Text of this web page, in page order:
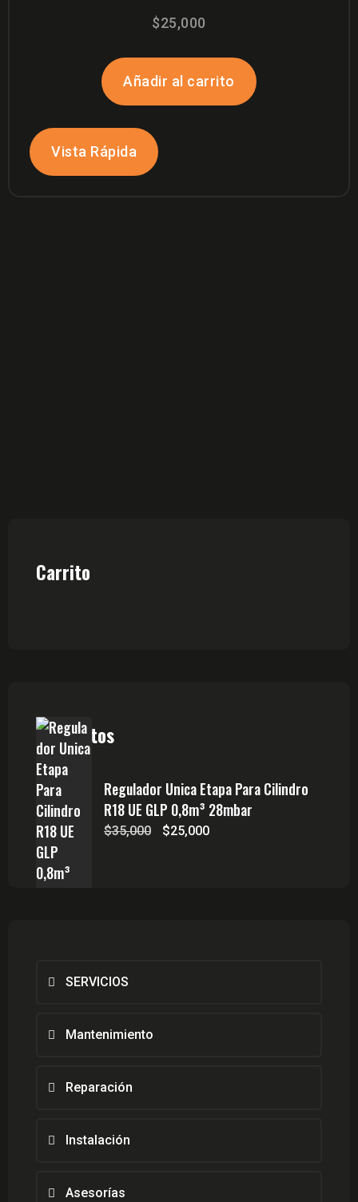
$25,000
Añadir al carrito
Vista Rápida
Carrito
Productos
Regulador Unica Etapa Para Cilindro
R18 UE GLP 0,8m³ 28mbar
$35,000
El
$25,000El
SERVICIOS
Mantenimiento
Reparación
Instalación
Asesorías